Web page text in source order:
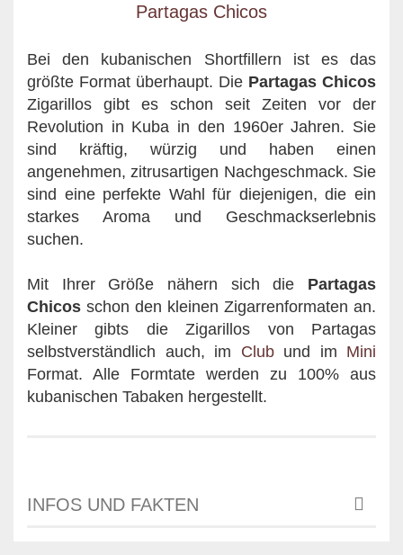
Partagas Chicos
Bei den kubanischen Shortfillern ist es das
größte Format überhaupt. Die Partagas Chicos
Zigarillos
gibt es schon seit Zeiten vor der
Revolution in Kuba in den 1960er Jahren. Sie
sind kräftig, würzig und haben einen
angenehmen, zitrusartigen Nachgeschmack. Sie
sind eine perfekte Wahl für diejenigen, die ein
starkes Aroma und Geschmackserlebnis
suchen.
Mit Ihrer Größe nähern sich die Partagas
Chicos schon den kleinen Zigarrenformaten an.
Kleiner gibts die Zigarillos von Partagas
selbstverständlich auch, im Clubund im Mini
Format. Alle Formtate werden zu 100% aus
kubanischen Tabaken hergestellt.
INFOS UND FAKTEN